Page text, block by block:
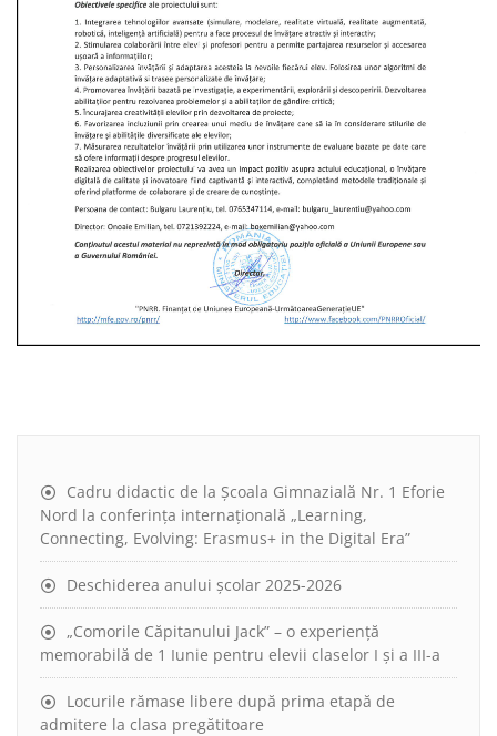
Cadru didactic de la Școala Gimnazială Nr. 1 Eforie
Nord la conferința internațională „Learning,
Connecting, Evolving: Erasmus+ in the Digital Era”
Deschiderea anului școlar 2025-2026
„Comorile Căpitanului Jack” – o experiență
memorabilă de 1 Iunie pentru elevii claselor I și a III-a
Locurile rămase libere după prima etapă de
admitere la clasa pregătitoare